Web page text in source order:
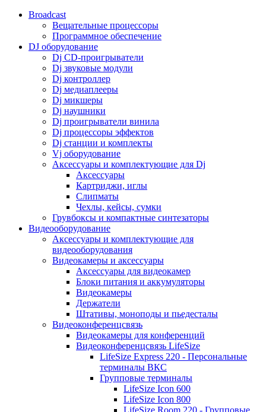
Broadcast
Вещательные процессоры
Программное обеспечение
DJ оборудование
Dj CD-проигрыватели
Dj звуковые модули
Dj контроллер
Dj медиаплееры
Dj микшеры
Dj наушники
Dj проигрыватели винила
Dj процессоры эффектов
Dj станции и комплекты
Vj оборудование
Аксессуары и комплектующие для Dj
Аксессуары
Картриджи, иглы
Слипматы
Чехлы, кейсы, сумки
Грувбоксы и компактные синтезаторы
Видеооборудование
Аксессуары и комплектующие для
видеооборудования
Видеокамеры и аксессуары
Аксессуары для видеокамер
Блоки питания и аккумуляторы
Видеокамеры
Держатели
Штативы, моноподы и пьедесталы
Видеоконференцсвязь
Видеокамеры для конференций
Видеоконференцсвязь LifeSize
LifeSize Express 220 - Персональные
терминалы ВКС
Групповые терминалы
LifeSize Icon 600
LifeSize Icon 800
LifeSize Room 220 - Групповые